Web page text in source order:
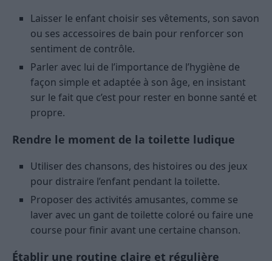
Laisser le enfant choisir ses vêtements, son savon
ou ses accessoires de bain pour renforcer son
sentiment de contrôle.
Parler avec lui de l’importance de l’hygiène de
façon simple et adaptée à son âge, en insistant
sur le fait que c’est pour rester en bonne santé et
propre.
Rendre le moment de la toilette ludique
Utiliser des chansons, des histoires ou des jeux
pour distraire l’enfant pendant la toilette.
Proposer des activités amusantes, comme se
laver avec un gant de toilette coloré ou faire une
course pour finir avant une certaine chanson.
Établir une routine claire et régulière